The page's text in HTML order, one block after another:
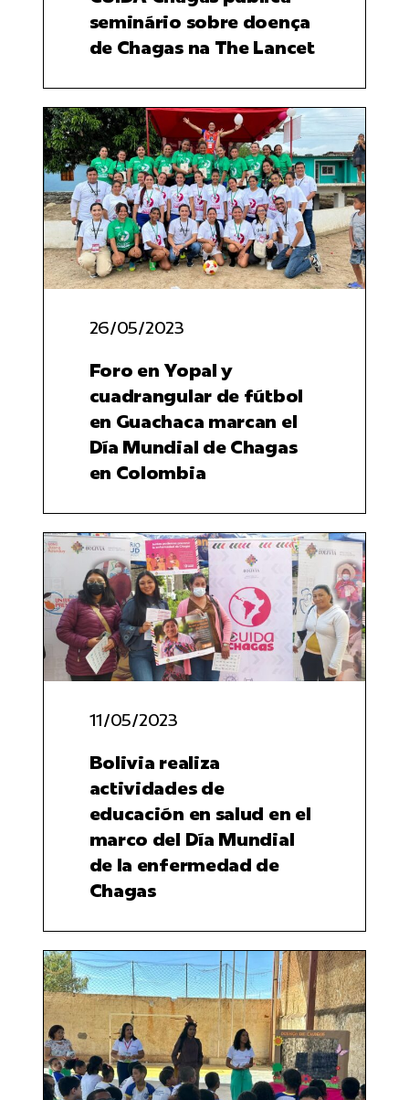
seminário sobre doença
de Chagas na The Lancet
26/05/2023
Foro en Yopal y
cuadrangular de fútbol
en Guachaca marcan el
Día Mundial de Chagas
en Colombia
11/05/2023
Bolivia realiza
actividades de
educación en salud en el
marco del Día Mundial
de la enfermedad de
Chagas